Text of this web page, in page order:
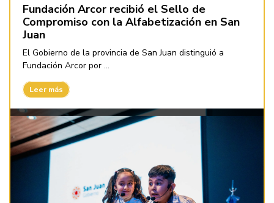
Fundación Arcor recibió el Sello de
Compromiso con la Alfabetización en San
Juan
El Gobierno de la provincia de San Juan distinguió a
Fundación Arcor por ...
Leer más